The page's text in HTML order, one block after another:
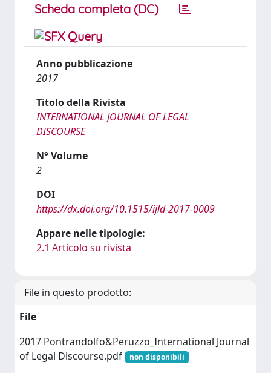
Scheda completa (DC)
Anno pubblicazione
2017
Titolo della Rivista
INTERNATIONAL JOURNAL OF LEGAL
DISCOURSE
N° Volume
2
DOI
https://dx.doi.org/10.1515/ijld-2017-0009
Appare nelle tipologie:
2.1 Articolo su rivista
File in questo prodotto:
File
2017 Pontrandolfo&Peruzzo_International Journal
of Legal Discourse.pdf
non disponibili